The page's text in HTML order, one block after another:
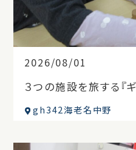
2026/08/01
３つの施設を旅する『
gh342海老名中野